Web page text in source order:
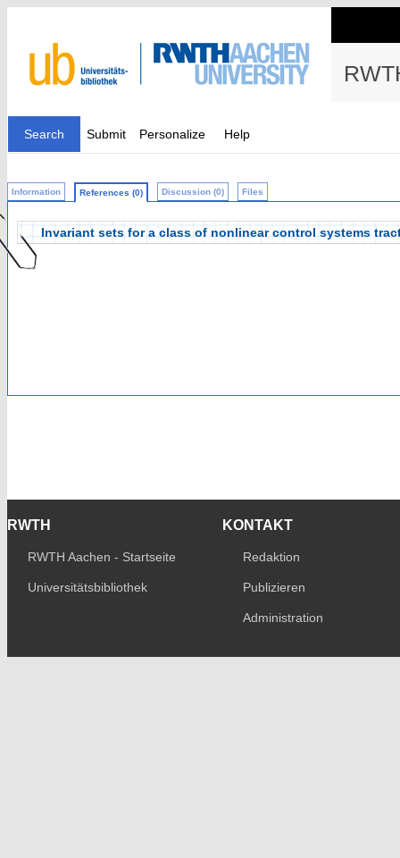
Search Submit Personalize Help
Information References (0) Discussion (0) Files
Invariant sets for a class of nonlinear control systems
RWTH
RWTH Aachen - Startseite
Universitätsbibliothek
KONTAKT
Redaktion
Publizieren
Administration